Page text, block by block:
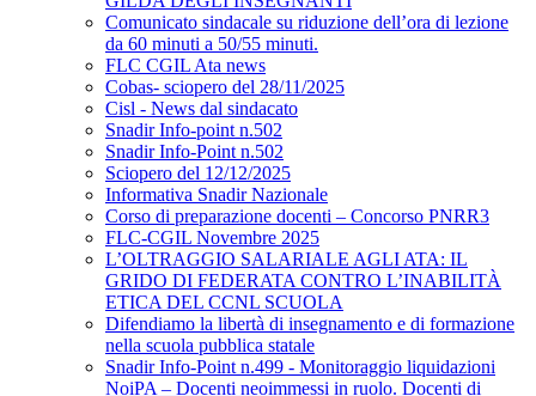
Comunicato sindacale su riduzione dell’ora di lezione
da 60 minuti a 50/55 minuti.
FLC CGIL Ata news
Cobas- sciopero del 28/11/2025
Cisl - News dal sindacato
Snadir Info-point n.502
Snadir Info-Point n.502
Sciopero del 12/12/2025
Informativa Snadir Nazionale
Corso di preparazione docenti – Concorso PNRR3
FLC-CGIL Novembre 2025
L’OLTRAGGIO SALARIALE AGLI ATA: IL
GRIDO DI FEDERATA CONTRO L’INABILITÀ
ETICA DEL CCNL SCUOLA
Difendiamo la libertà di insegnamento e di formazione
nella scuola pubblica statale
Snadir Info-Point n.499 - Monitoraggio liquidazioni
NoiPA – Docenti neoimmessi in ruolo. Docenti di